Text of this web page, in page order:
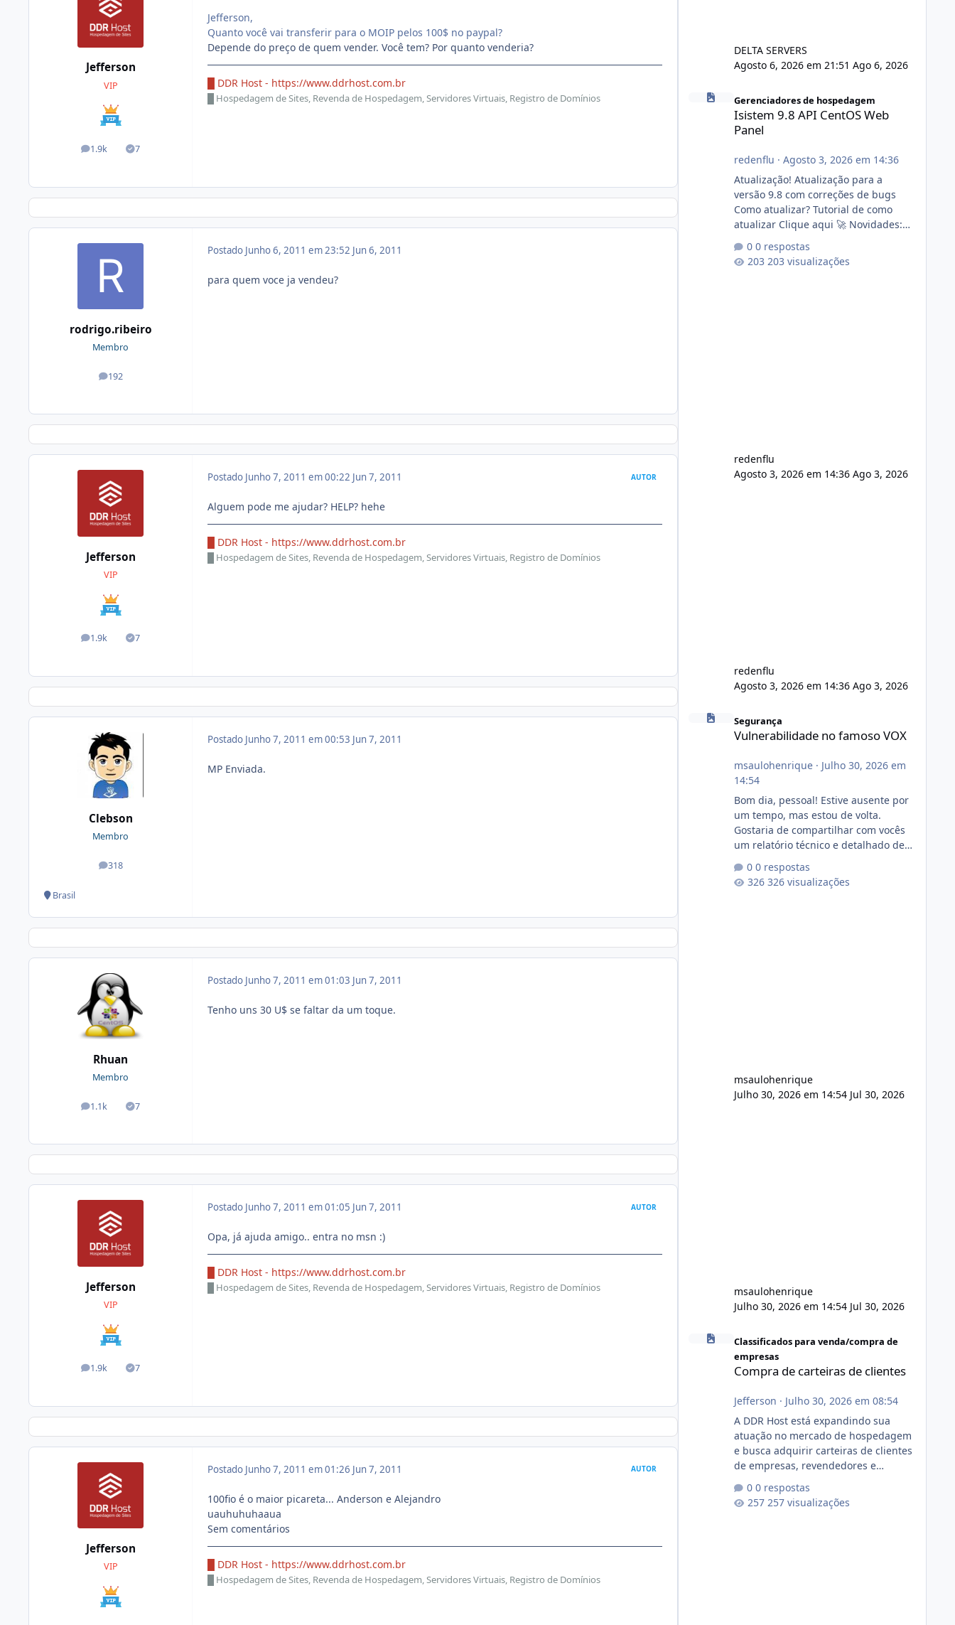
Jefferson
VIP
1.9k
posts 7
Soluções
Jefferson,
Quanto você vai transferir para o MOIP pelos 100$ no paypal?
Depende do preço de quem vender. Você tem? Por quanto venderia?
█ DDR Host - https://www.ddrhost.com.br
Hospedagem de Sites, Revenda de Hospedagem, Servidores Virtuais, Registro de Domínios
rodrigo.ribeiro
Membro
192
posts
Postado Junho 6, 2011 em 23:52 Jun 6, 2011
para quem voce ja vendeu?
Jefferson
VIP
1.9k
posts 7
Soluções
Postado Junho 7, 2011 em 00:22 Jun 7, 2011 AUTOR
Alguem pode me ajudar? HELP? hehe
█ DDR Host - https://www.ddrhost.com.br
Hospedagem de Sites, Revenda de Hospedagem, Servidores Virtuais, Registro de Domínios
Clebson
Membro
318
posts
Brasil
Postado Junho 7, 2011 em 00:53 Jun 7, 2011
MP Enviada.
Rhuan
Membro
1.1k
posts 7
Soluções
Postado Junho 7, 2011 em 01:03 Jun 7, 2011
Tenho uns 30 U$ se faltar da um toque.
Jefferson
VIP
1.9k
posts 7
Soluções
Postado Junho 7, 2011 em 01:05 Jun 7, 2011 AUTOR
Opa, já ajuda amigo.. entra no msn :)
█ DDR Host - https://www.ddrhost.com.br
Hospedagem de Sites, Revenda de Hospedagem, Servidores Virtuais, Registro de Domínios
Jefferson
VIP
Postado Junho 7, 2011 em 01:26 Jun 7, 2011 AUTOR
100fio é o maior picareta... Anderson e Alejandro
uauhuhuhaaua
Sem comentários
█ DDR Host - https://www.ddrhost.com.br
Hospedagem de Sites, Revenda de Hospedagem, Servidores Virtuais, Registro de Domínios
DELTA SERVERS
Agosto 6, 2026 em 21:51 Ago 6, 2026
Isistem 9.8 API CentOS Web Panel
Gerenciadores de hospedagem
Isistem 9.8 API CentOS Web
Panel
redenflu · Agosto 3, 2026 em 14:36
Atualização! Atualização para a
versão 9.8 com correções de bugs
Como atualizar? Tutorial de como
atualizar Clique aqui 🚀 Novidades:
publico para consulta de sub.dominio
autorizado a usasr o isistem:
0 respostas
203 visualizações
redenflu
Agosto 3, 2026 em 14:36 Ago 3, 2026
redenflu
Agosto 3, 2026 em 14:36 Ago 3, 2026
Vulnerabilidade no famoso VOX
Segurança
Vulnerabilidade no famoso VOX
msaulohenrique· Julho 30, 2026 em
14:54
Bom dia, pessoal! Estive ausente por
um tempo, mas estou de volta.
Gostaria de compartilhar com vocês
um relatório técnico e detalhado de
conformidade referente
ao VOXPANEL (versão atualmente em
0 respostas
326 visualizações
msaulohenrique
Julho 30, 2026 em 14:54 Jul 30, 2026
msaulohenrique
Julho 30, 2026 em 14:54 Jul 30, 2026
Compra de carteiras de clientes
Classificados para venda/compra de
empresas
Compra de carteiras de clientes
Jefferson · Julho 30, 2026 em 08:54
A DDR Host está expandindo sua
atuação no mercado de hospedagem
e busca adquirir carteiras de clientes
de empresas, revendedores e
suas atividades ou reduzir sua
operação. Se você possui clientes
0 respostas
257 visualizações